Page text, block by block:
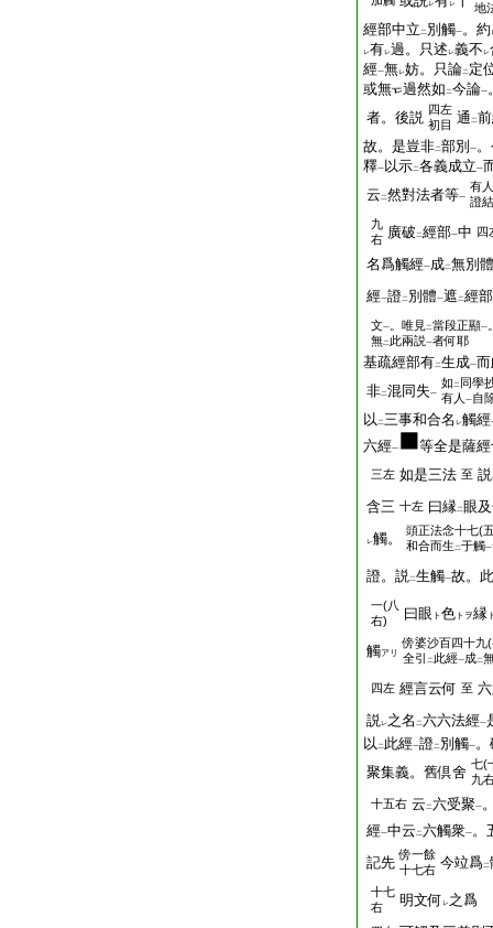
レ レ
地
經部中立 二 別觸一。約
レ有レ過。只述 レ義不 レ
經一無レ妨。只論二 定
或無
過然如 二今論一
者。後説 四左
初目 通 二
故。是豈非二部別 一
釋一 以示二各義成立一
云 二然對法者等一
有
證結
九
右 廣破 二經部一中 四
名爲觸經一成二無別體
經一證二 別體一遮 二經
文一 。唯見 二當段正顯一
無二 此兩説一者何耶
基疏經部有二生成一
非二混同失一
如 二 同學
有人 一自
以 二三事和合名 レ觸經
六經一 等全是薩
三左 如是三法 至
含三 十左 曰縁二 眼
レ觸。 頭正法念十七(
和合而生 二于觸一
證。説二生觸一故。
一(八
右)
曰眼 ト 色 トヲ縁
觸アリ
傍婆沙百四十九
全引 二 此經一成二
四左 經言云何 至
説レ之名 二六六法經一
以 二 此經一證二 別觸一。
聚集義。舊倶舍 七(
九
十五右 云 二六受聚一
經一中云 二六觸衆一。
記先 傍一餘
十七右 今竝爲二
十七
右
明文何 レ之爲